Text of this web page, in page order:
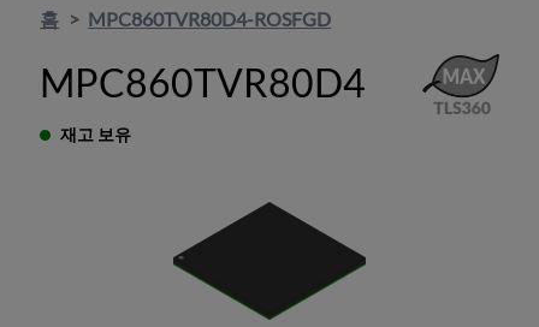
홈 MPC860TVR80D4-ROSFGD
MPC860TVR80D4
재고 보유